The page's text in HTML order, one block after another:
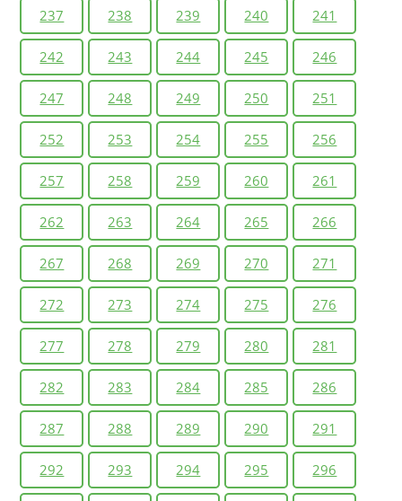
237 238 239 240 241
242 243 244 245 246
247 248 249 250 251
252 253 254 255 256
257 258 259 260 261
262 263 264 265 266
267 268 269 270 271
272 273 274 275 276
277 278 279 280 281
282 283 284 285 286
287 288 289 290 291
292 293 294 295 296